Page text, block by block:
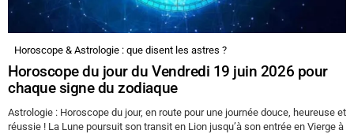
Horoscope & Astrologie : que disent les astres ?
Horoscope du jour du Vendredi 19 juin 2026 pour
chaque signe du zodiaque
Astrologie : Horoscope du jour, en route pour une journée douce, heureuse et
réussie ! La Lune poursuit son transit en Lion jusqu’à son entrée en Vierge à